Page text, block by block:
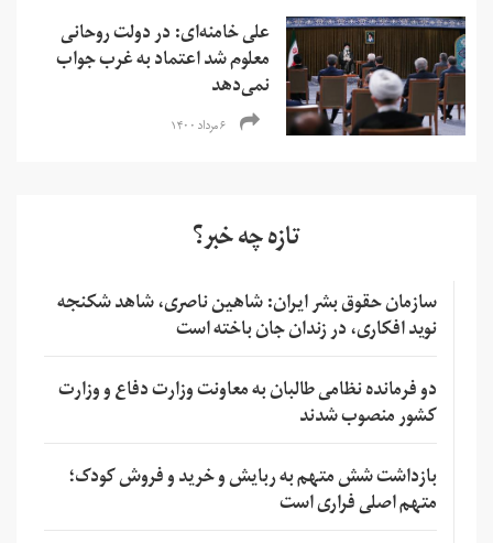
علی خامنه‌ای: در دولت روحانی
معلوم شد اعتماد به غرب جواب
نمی‌دهد
۶ مرداد ۱۴۰۰
تازه چه خبر؟
سازمان حقوق بشر ایران: شاهین ناصری، شاهد شکنجه
نوید افکاری، در زندان جان باخته است
دو فرمانده نظامی طالبان به معاونت وزارت دفاع و وزارت
کشور منصوب شدند
بازداشت شش متهم به ربایش و خرید و فروش کودک؛
متهم اصلی فراری است